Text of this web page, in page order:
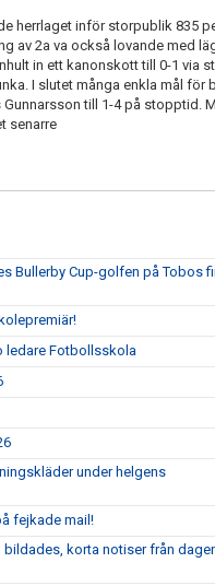
herrlaget inför storpublik 835
av 2a va också lovande med
in ett kanonskott till 0-1 via
I slutet många enkla mål för
till 1-4 på stopptid.
senarre
Bullerby Cup-golfen på Tobos
ledare Fotbollsskola
under helgens
fejkade mail!
bildades, korta notiser från